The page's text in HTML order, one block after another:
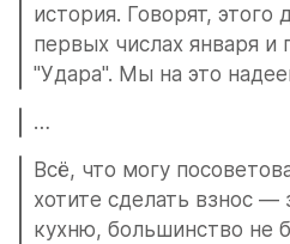
история. Говорят, этого
первых числах января и
"Удара". Мы на это
…
Всё, что могу
хотите сделать взнос —
кухню, большинство не